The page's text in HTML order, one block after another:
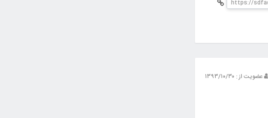
عضویت از : ۱۳۹۳/۱۰/۳۰